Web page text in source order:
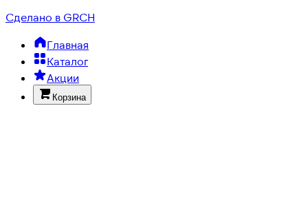
Сделано в GRCH
Главная
Каталог
Акции
Корзина